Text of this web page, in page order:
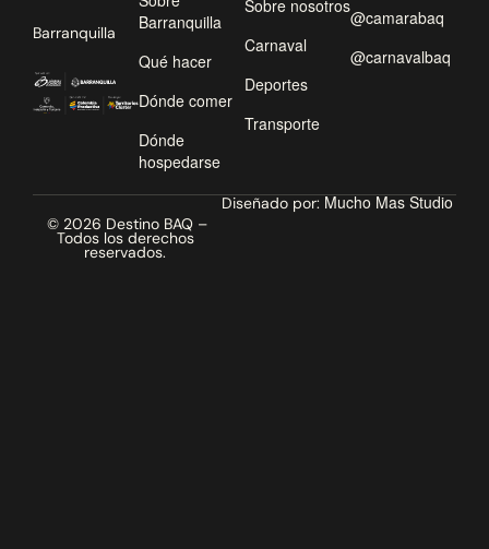
Barranquilla
Barranquilla
Qué hacer
Dónde comer
Dónde
hospedarse
Sobre nosotros
Carnaval
Deportes
Transporte
@camarabaq
@carnavalbaq
© 2026 Destino BAQ –
Todos los derechos
reservados.
Diseñado por: Mucho Mas Studio